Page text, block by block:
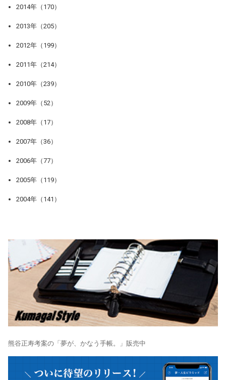
2014年（170）
2013年（205）
2012年（199）
2011年（214）
2010年（239）
2009年（52）
2008年（17）
2007年（36）
2006年（77）
2005年（119）
2004年（141）
熊谷正寿考案の「夢が、かなう手帳。」販売中